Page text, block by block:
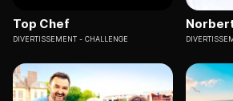
Top Chef
DIVERTISSEMENT CHALLENGE